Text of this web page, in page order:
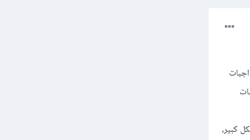
كبير،